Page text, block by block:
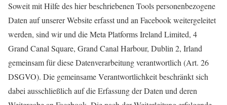
Soweit mit Hilfe des hier beschriebenen Tools personenbezogene
Daten auf unserer Website erfasst und an Facebook weitergeleitet
werden, sind wir und die Meta Platforms Ireland Limited, 4
Grand Canal Square, Grand Canal Harbour, Dublin 2, Irland
gemeinsam für diese Datenverarbeitung verantwortlich (Art. 26
DSGVO). Die gemeinsame Verantwortlichkeit beschränkt sich
dabei ausschließlich auf die Erfassung der Daten und deren